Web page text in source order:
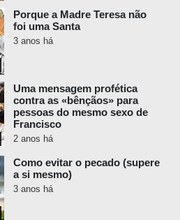
Porque a Madre Teresa não
foi uma Santa
3 anos há
Uma mensagem profética
contra as «bênçãos» para
pessoas do mesmo sexo de
Francisco
2 anos há
Como evitar o pecado (supere
a si mesmo)
3 anos há